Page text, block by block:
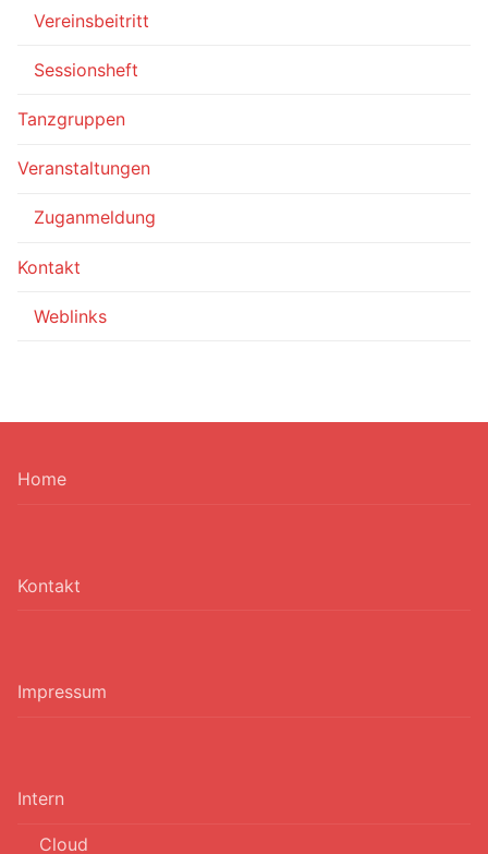
Vereinsbeitritt
Sessionsheft
Tanzgruppen
Veranstaltungen
Zuganmeldung
Kontakt
Weblinks
Home
Kontakt
Impressum
Intern
Cloud